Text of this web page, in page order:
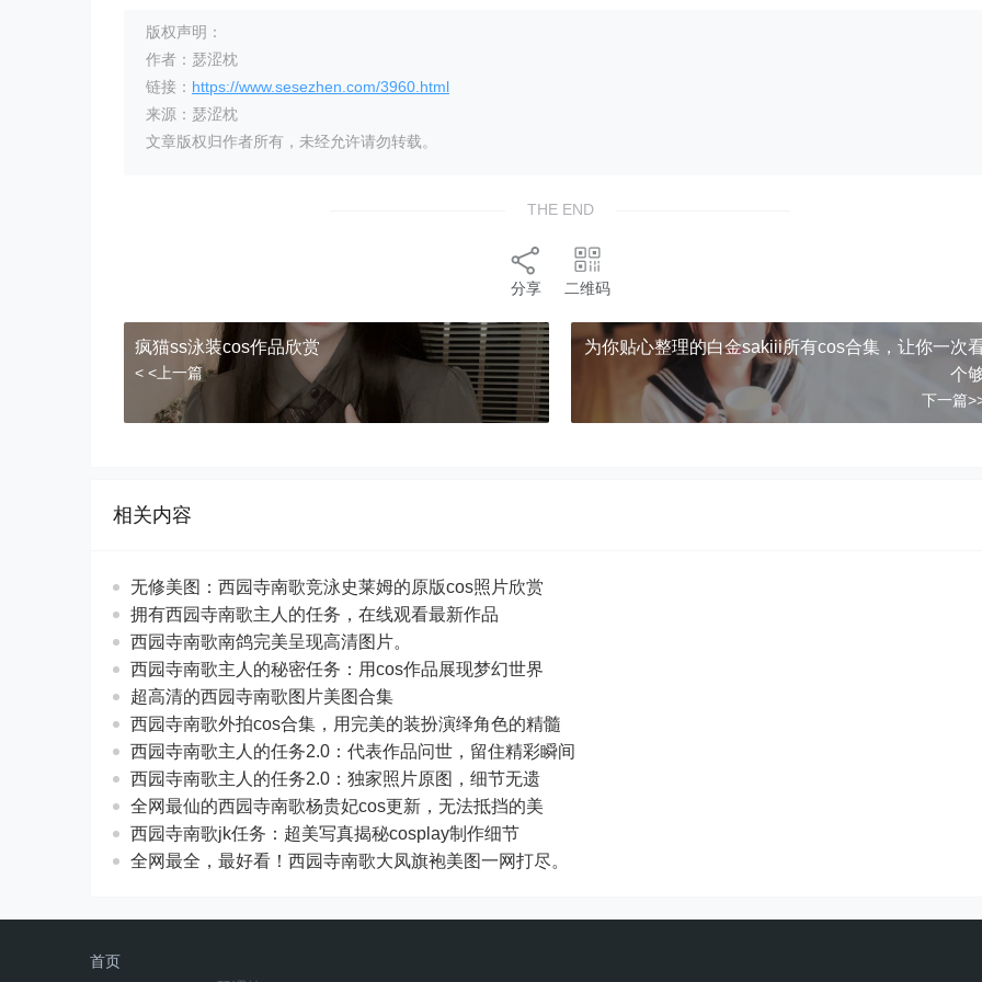
版权声明：
作者：瑟涩枕
链接： https://www.sesezhen.com/3960.html
来源：瑟涩枕
文章版权归作者所有，未经允许请勿转载。
THE END
分享 二维码
疯猫ss泳装cos作品欣赏
< <上一篇
为你贴心整理的白金sakiii所有cos合集，让你一次
个
下一篇
相关内容
无修美图：西园寺南歌竞泳史莱姆的原版cos照片欣赏
拥有西园寺南歌主人的任务，在线观看最新作品
西园寺南歌南鸽完美呈现高清图片。
西园寺南歌主人的秘密任务：用cos作品展现梦幻世界
超高清的西园寺南歌图片美图合集
西园寺南歌外拍cos合集，用完美的装扮演绎角色的精髓
西园寺南歌主人的任务2.0：代表作品问世，留住精彩瞬间
西园寺南歌主人的任务2.0：独家照片原图，细节无遗
全网最仙的西园寺南歌杨贵妃cos更新，无法抵挡的美
西园寺南歌jk任务：超美写真揭秘cosplay制作细节
全网最全，最好看！西园寺南歌大凤旗袍美图一网打尽。
首页